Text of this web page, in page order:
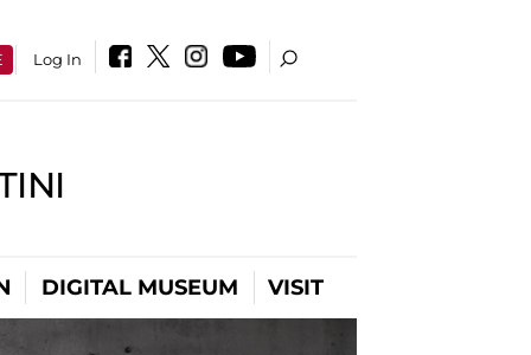
Log In
DIGITAL MUSEUM VISIT